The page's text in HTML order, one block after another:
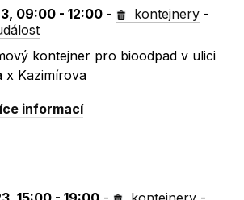
09:00 - 12:00 - kontejnery -
kontejner pro bioodpad v ulici
x Kazimírova
informací